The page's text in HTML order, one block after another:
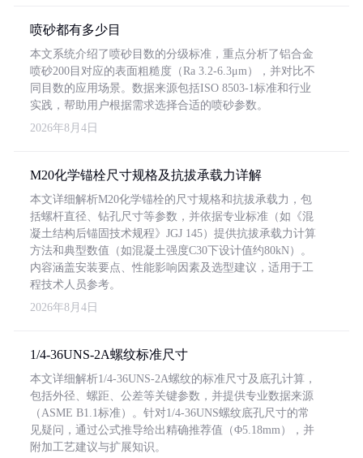
喷砂都有多少目
本文系统介绍了喷砂目数的分级标准，重点分析了铝合金
喷砂200目对应的表面粗糙度（Ra 3.2-6.3μm），并对比不
同目数的应用场景。数据来源包括ISO 8503-1标准和行业
实践，帮助用户根据需求选择合适的喷砂参数。
2026年8月4日
M20化学锚栓尺寸规格及抗拔承载力详解
本文详细解析M20化学锚栓的尺寸规格和抗拔承载力，包
括螺杆直径、钻孔尺寸等参数，并依据专业标准（如《混
凝土结构后锚固技术规程》JGJ 145）提供抗拔承载力计算
方法和典型数值（如混凝土强度C30下设计值约80kN）。
内容涵盖安装要点、性能影响因素及选型建议，适用于工
程技术人员参考。
2026年8月4日
1/4-36UNS-2A螺纹标准尺寸
本文详细解析1/4-36UNS-2A螺纹的标准尺寸及底孔计算，
包括外径、螺距、公差等关键参数，并提供专业数据来源
（ASME B1.1标准）。针对1/4-36UNS螺纹底孔尺寸的常
见疑问，通过公式推导给出精确推荐值（Φ5.18mm），并
附加工艺建议与扩展知识。